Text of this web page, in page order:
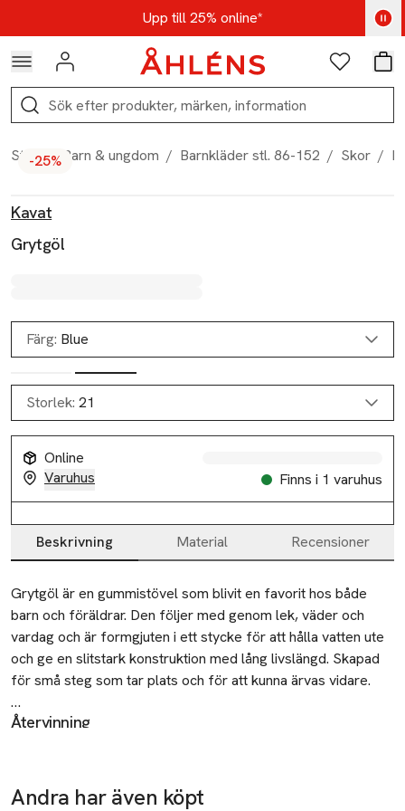
Hoppa till navigationsmenynUpp till 25% online*
Kod: AUG25 - Shoppa nu
Logga in Favoriter
Sök
Start / Barn & ungdom / Barnkläder stl. 86-152 / Skor /
-25%
Kavat
Grytgöl
Färg: Blue
Storlek: 21
Online
Varuhus
Finns i 1 varuhus
Beskrivning Material Recensioner
Beskrivning
Grytgöl är en gummistövel som blivit en favorit hos både
barn och föräldrar. Den följer med genom lek, väder och
vardag och är formgjuten i ett stycke för att hålla vatten ute
och ge en slitstark konstruktion med lång livslängd. Skapad
för små steg som tar plats och för att kunna ärvas vidare.
• Tillverkad i SEBS-gummi
• Lätt att hoppa i och ur
Återvinning
Tillverkare
Andra har även köpt